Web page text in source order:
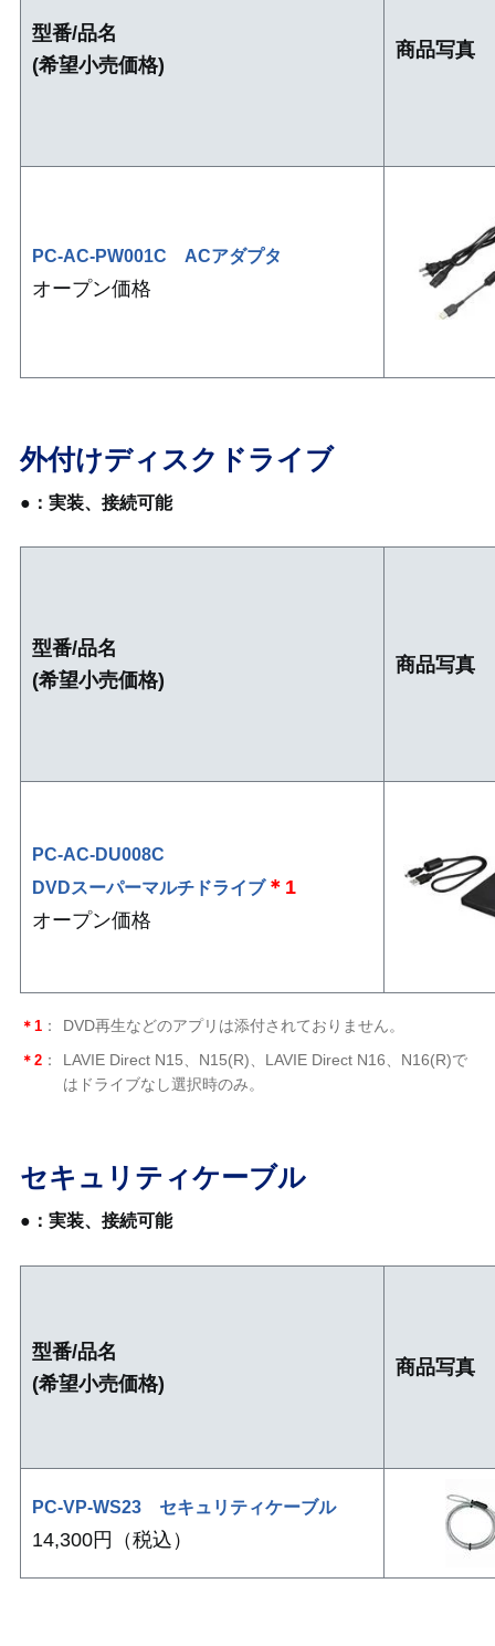
型番/品名
(希望小売価格)
商品写真
PC-AC-PW001C ACアダプタ
オープン価格
外付けディスクドライブ
●：実装、接続可能
型番/品名
(希望小売価格)
商品写真
PC-AC-DU008C
DVDスーパーマルチドライブ＊1
オープン価格
＊1 ： DVD再生などのアプリは添付されておりません。
＊2 ：
LAVIE Direct N15、N15(R)、LAVIE Direct N16、N16(R)で
はドライブなし選択時のみ。
セキュリティケーブル
●：実装、接続可能
型番/品名
(希望小売価格)
商品写真
PC-VP-WS23 セキュリティケーブル
14,300円（税込）